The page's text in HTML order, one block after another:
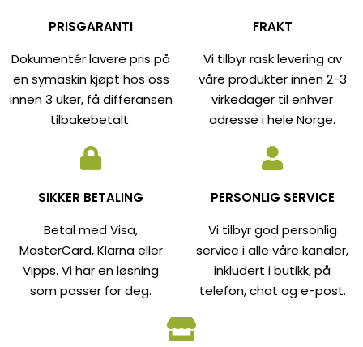
PRISGARANTI
Dokumentér lavere pris på
en symaskin kjøpt hos oss
innen 3 uker, få differansen
tilbakebetalt.
FRAKT
Vi tilbyr rask levering av
våre produkter innen 2-3
virkedager til enhver
adresse i hele Norge.
SIKKER BETALING
Betal med Visa,
MasterCard, Klarna eller
Vipps. Vi har en løsning
som passer for deg.
PERSONLIG SERVICE
Vi tilbyr god personlig
service i alle våre kanaler,
inkludert i butikk, på
telefon, chat og e-post.